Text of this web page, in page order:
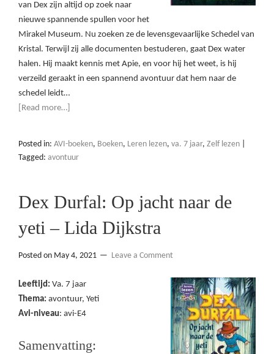
van Dex zijn altijd op zoek naar
nieuwe spannende spullen voor het
Mirakel Museum. Nu zoeken ze de levensgevaarlijke Schedel van
Kristal. Terwijl zij alle documenten bestuderen, gaat Dex water
halen. Hij maakt kennis met Apie, en voor hij het weet, is hij
verzeild geraakt in een spannend avontuur dat hem naar de
schedel leidt…
[Read more…]
Posted in: AVI-boeken, Boeken, Leren lezen, va. 7 jaar, Zelf lezen
Tagged: avontuur
Dex Durfal: Op jacht naar de
yeti – Lida Dijkstra
Posted on May 4, 2021 Leave a Comment
Leeftijd: Va. 7 jaar
Thema: avontuur, Yeti
Avi-niveau: avi-E4
Samenvatting: